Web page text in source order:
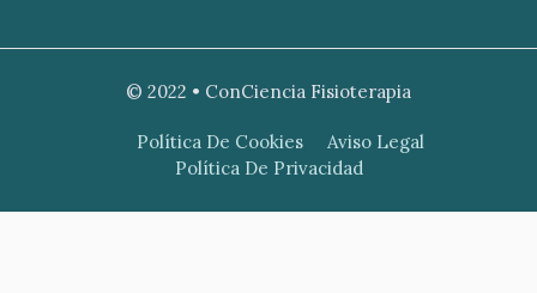
© 2022 • ConCiencia Fisioterapia
Política De Cookies
Aviso Legal
Política De Privacidad